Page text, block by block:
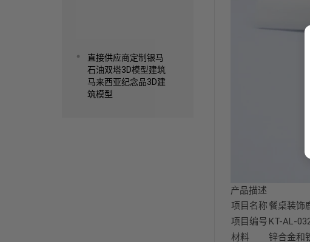
直接供应商定制银马
石油双塔3D模型建筑
马来西亚纪念品3D建
筑模型
产品描述
项目名称 餐桌装饰
项目编号 KT-AL-
材料 锌合金和